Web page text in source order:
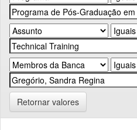
Retornar valores